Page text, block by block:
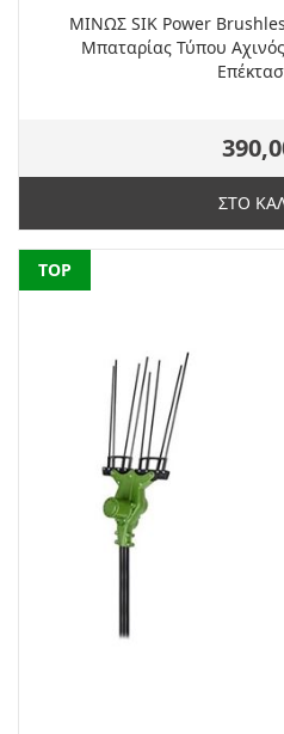
ΜΙΝΩΣ SIK Power
Μπαταρίας Τύπου
ΣΤΟ
NEW
TOP